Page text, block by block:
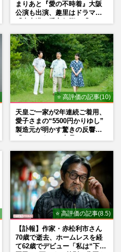
まりあと『愛の不時着』大阪
公演も出演、趣里はドラマ
⭐ 高評価の記事(10)
天皇ご一家が2年連続ご着用、
愛子さまの“5500円かりゆし”
製造元が明かす驚きの反響
⭐ 高評価の記事(8.5)
【訃報】作家・赤松利市さん
70歳で逝去、ホームレスを経
て62歳でデビュー「私は“下級